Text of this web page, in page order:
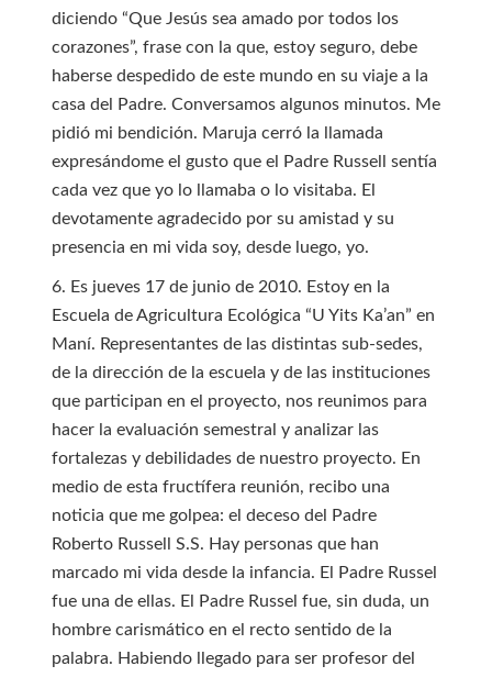
diciendo “Que Jesús sea amado por todos los
corazones”, frase con la que, estoy seguro, debe
haberse despedido de este mundo en su viaje a la
casa del Padre. Conversamos algunos minutos. Me
pidió mi bendición. Maruja cerró la llamada
expresándome el gusto que el Padre Russell sentía
cada vez que yo lo llamaba o lo visitaba. El
devotamente agradecido por su amistad y su
presencia en mi vida soy, desde luego, yo.
6. Es jueves 17 de junio de 2010. Estoy en la
Escuela de Agricultura Ecológica “U Yits Ka’an” en
Maní. Representantes de las distintas sub-sedes,
de la dirección de la escuela y de las instituciones
que participan en el proyecto, nos reunimos para
hacer la evaluación semestral y analizar las
fortalezas y debilidades de nuestro proyecto. En
medio de esta fructífera reunión, recibo una
noticia que me golpea: el deceso del Padre
Roberto Russell S.S. Hay personas que han
marcado mi vida desde la infancia. El Padre Russel
fue una de ellas. El Padre Russel fue, sin duda, un
hombre carismático en el recto sentido de la
palabra. Habiendo llegado para ser profesor del